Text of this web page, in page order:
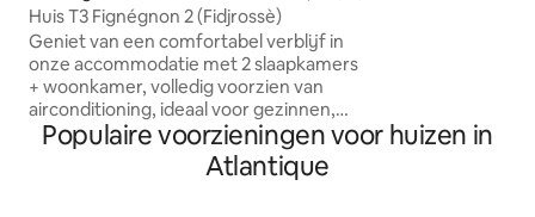
Huis T3 Fignégnon 2 (Fidjrossè)
Geniet van een comfortabel verblijf in
onze accommodatie met 2 slaapkamers
+ woonkamer, volledig voorzien van
airconditioning, ideaal voor gezinnen,
koppels, professionals en langere
verblijven. De accommodatie beschikt
over twee slaapkamers met
Populaire voorzieningen voor huizen in
Atlantique